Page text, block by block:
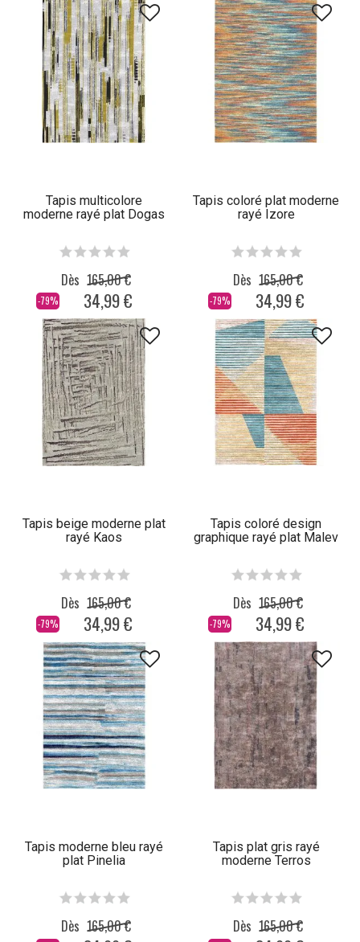
Tapis multicolore
moderne rayé plat Dogas
-79%
Dès 165,00 €
34,99 €
Tapis coloré plat moderne
rayé Izore
-79%
Dès 165,00 €
34,99 €
Tapis beige moderne plat
rayé Kaos
-79%
Dès 165,00 €
34,99 €
Tapis coloré design
graphique rayé plat Malev
-79%
Dès 165,00 €
34,99 €
Tapis moderne bleu rayé
plat Pinelia
Dès 165,00 €
Tapis plat gris rayé
moderne Terros
Dès 165,00 €